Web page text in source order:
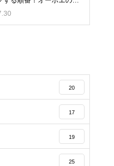
る
20
17
19
25